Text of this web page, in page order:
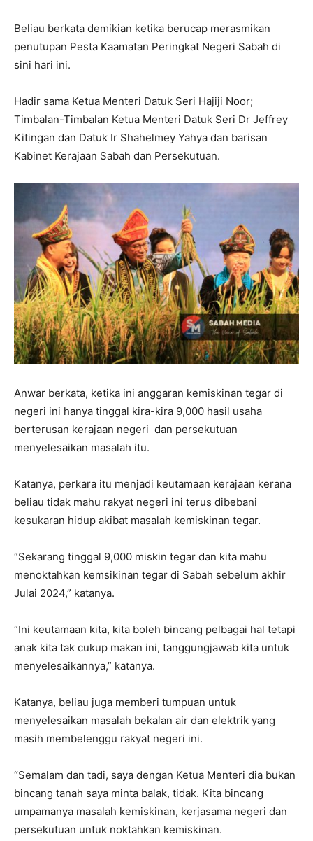
Beliau berkata demikian ketika berucap merasmikan
penutupan Pesta Kaamatan Peringkat Negeri Sabah di
sini hari ini.
Hadir sama Ketua Menteri Datuk Seri Hajiji Noor;
Timbalan-Timbalan Ketua Menteri Datuk Seri Dr Jeffrey
Kitingan dan Datuk Ir Shahelmey Yahya dan barisan
Kabinet Kerajaan Sabah dan Persekutuan.
Anwar berkata, ketika ini anggaran kemiskinan tegar di
negeri ini hanya tinggal kira-kira 9,000 hasil usaha
berterusan kerajaan negeri dan persekutuan
menyelesaikan masalah itu.
Katanya, perkara itu menjadi keutamaan kerajaan kerana
beliau tidak mahu rakyat negeri ini terus dibebani
kesukaran hidup akibat masalah kemiskinan tegar.
“Sekarang tinggal 9,000 miskin tegar dan kita mahu
menoktahkan kemsikinan tegar di Sabah sebelum akhir
Julai 2024,” katanya.
“Ini keutamaan kita, kita boleh bincang pelbagai hal tetapi
anak kita tak cukup makan ini, tanggungjawab kita untuk
menyelesaikannya,” katanya.
Katanya, beliau juga memberi tumpuan untuk
menyelesaikan masalah bekalan air dan elektrik yang
masih membelenggu rakyat negeri ini.
“Semalam dan tadi, saya dengan Ketua Menteri dia bukan
bincang tanah saya minta balak, tidak. Kita bincang
umpamanya masalah kemiskinan, kerjasama negeri dan
persekutuan untuk noktahkan kemiskinan.